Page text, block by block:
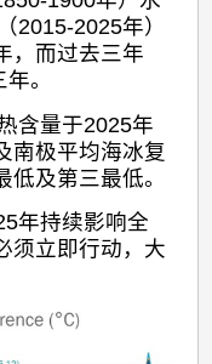
2015-2025年）
，而过去三年
。
含量于2025年
南极平均海冰复
及第三最低。
年持续影响全
须立即行动，大